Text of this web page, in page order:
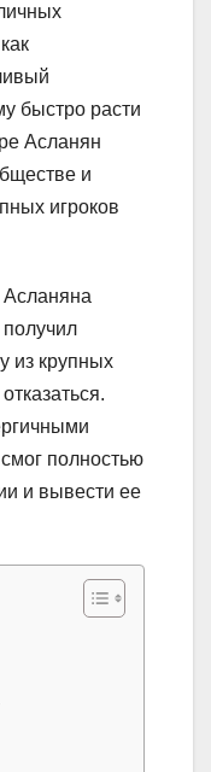
быстро расти
Асланян
и
игроков
из крупных
полностью
и вывести ее